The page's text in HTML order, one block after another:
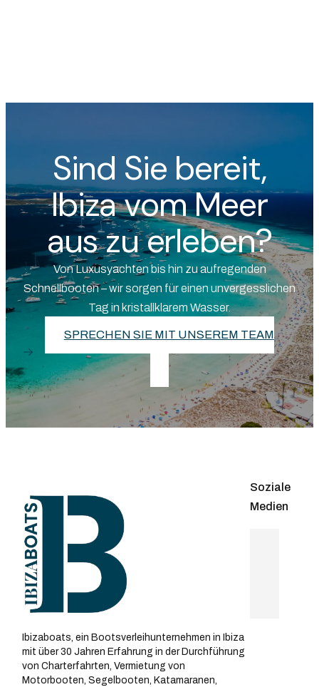
Sind Sie bereit,
Ibiza vom Meer
aus zu erleben?
Von Luxusyachten bis hin zu aufregenden
Schnellbooten – wir sorgen für einen unvergesslichen
Tag in kristallklarem Wasser.
SPRECHEN SIE MIT UNSEREM TEAM
Ibizaboats, ein Bootsverleihunternehmen in Ibiza
mit über 30 Jahren Erfahrung in der Durchführung
von Charterfahrten, Vermietung von
Motorbooten, Segelbooten, Katamaranen,
Soziale
Medien